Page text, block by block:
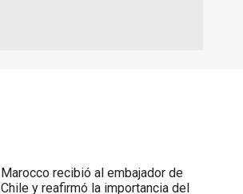
Marocco recibió al embajador de
Chile y reafirmó la importancia del